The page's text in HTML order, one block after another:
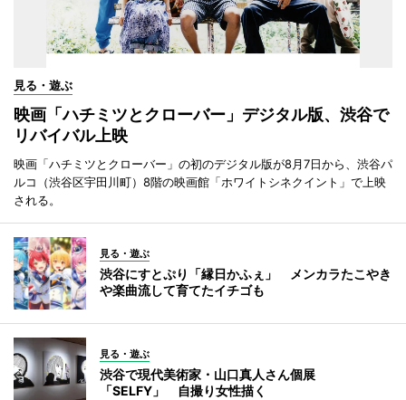
見る・遊ぶ
映画「ハチミツとクローバー」デジタル版、渋谷で
リバイバル上映
映画「ハチミツとクローバー」の初のデジタル版が8月7日から、渋谷パ
ルコ（渋谷区宇田川町）8階の映画館「ホワイトシネクイント」で上映
される。
見る・遊ぶ
渋谷にすとぷり「縁日かふぇ」 メンカラたこやき
や楽曲流して育てたイチゴも
見る・遊ぶ
渋谷で現代美術家・山口真人さん個展
「SELFY」 自撮り女性描く